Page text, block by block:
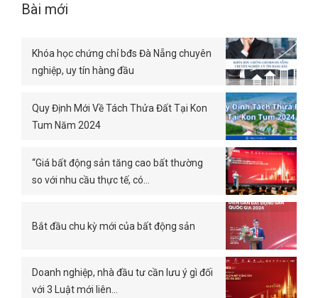
Bài mới
Khóa học chứng chỉ bđs Đà Nẵng chuyên
nghiệp, uy tín hàng đầu
Quy Định Mới Về Tách Thửa Đất Tại Kon
Tum Năm 2024
“Giá bất động sản tăng cao bất thường
so với nhu cầu thực tế, có…
Bắt đầu chu kỳ mới của bất động sản
Doanh nghiệp, nhà đầu tư cần lưu ý gì đối
với 3 Luật mới liên…